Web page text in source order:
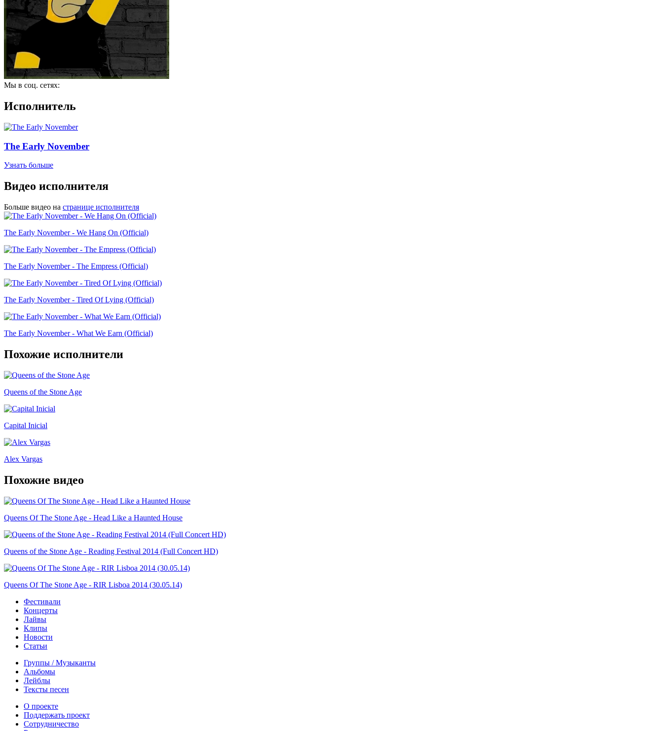
Мы в соц. сетях:
Исполнитель
The Early November
Узнать больше
Видео исполнителя
Больше видео на странице исполнителя
The Early November - We Hang On (Official)
The Early November - The Empress (Official)
The Early November - Tired Of Lying (Official)
The Early November - What We Earn (Official)
Похожие исполнители
Queens of the Stone Age
Capital Inicial
Alex Vargas
Похожие видео
Queens Of The Stone Age - Head Like a Haunted House
Queens of the Stone Age - Reading Festival 2014 (Full Concert HD)
Queens Of The Stone Age - RIR Lisboa 2014 (30.05.14)
Фестивали
Концерты
Лайвы
Клипы
Новости
Статьи
Группы / Музыканты
Альбомы
Лейблы
Тексты песен
О проекте
Поддержать проект
Сотрудничество